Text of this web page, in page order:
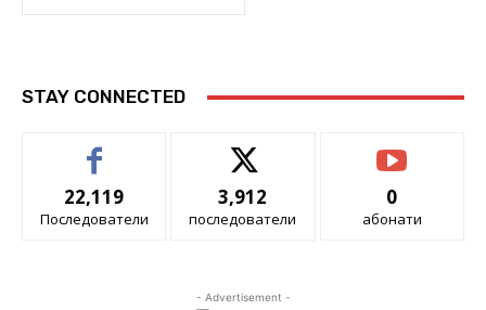
STAY CONNECTED
22,119
Последователи
3,912
последователи
0
абонати
- Advertisement -